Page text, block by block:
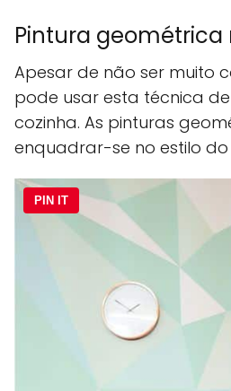
Pintura geométrica
Apesar de não ser muito
pode usar esta técnica
cozinha. As pinturas
enquadrar-se no estilo
PIN IT